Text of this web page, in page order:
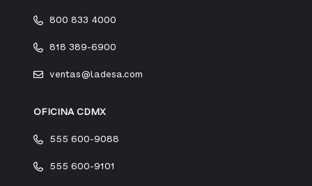
800 833 4000
818 389-6900
ventas@ladesa.com
OFICINA CDMX
555 600-9088
555 600-9101